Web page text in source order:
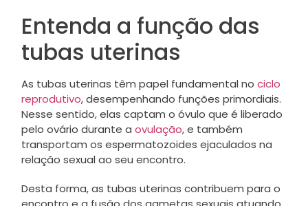
Entenda a função das
tubas uterinas
As tubas uterinas têm papel fundamental no ciclo
reprodutivo, desempenhando funções primordiais.
Nesse sentido, elas captam o óvulo que é liberado
pelo ovário durante a ovulação, e também
transportam os espermatozoides ejaculados na
relação sexual ao seu encontro.
Desta forma, as tubas uterinas contribuem para o